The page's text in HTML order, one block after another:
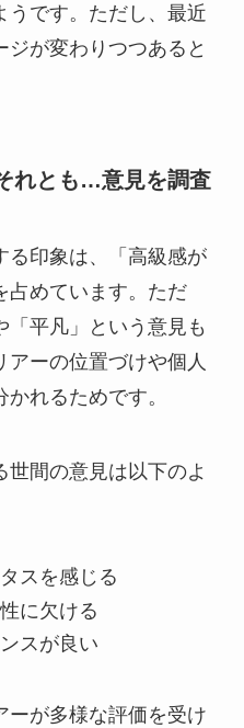
うです。ただし、最近
が変わりつつあると
れとも…意見を調査
る印象は、「高級感が
占めています。ただ
「平凡」という意見も
アーの位置づけや個人
れるためです。
間の意見は以下のよ
スを感じる
に欠ける
スが良い
ーが多様な評価を受け